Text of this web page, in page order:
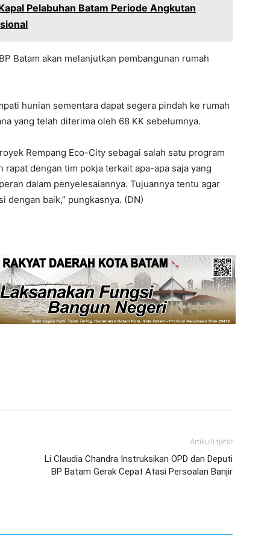
Pelabuhan Batam Periode Angkutan
Batam akan melanjutkan pembangunan rumah
hunian sementara dapat segera pindah ke rumah
yang telah diterima oleh 68 KK sebelumnya.
Rempang Eco-City sebagai salah satu program
dengan tim pokja terkait apa-apa saja yang
dalam penyelesaiannya. Tujuannya tentu agar
baik,” pungkasnya. (DN)
Artikulli tjetër
Li Claudia Chandra Instruksikan OPD dan Deputi
BP Batam Gerak Cepat Atasi Persoalan Banjir